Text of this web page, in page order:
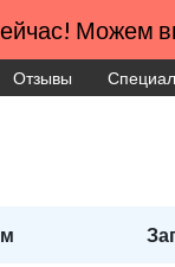
Можем
Отзывы